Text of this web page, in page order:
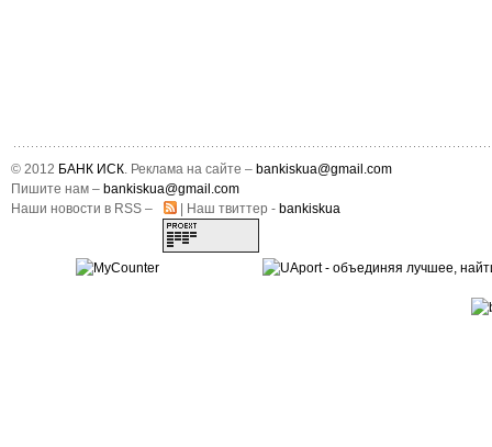
© 2012 БАНК ИСК. Реклама на сайте – bankiskua@gmail.com
Пишите нам – bankiskua@gmail.com
Наши новости в RSS –
| Наш твиттер - bankiskua